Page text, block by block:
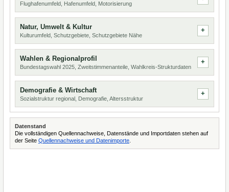
Flughafenumfeld, Hafenumfeld, Motorisierung
Natur, Umwelt & Kultur
Kulturumfeld, Schutzgebiete, Schutzgebiete Nähe
Wahlen & Regionalprofil
Bundestagswahl 2025, Zweitstimmenanteile, Wahlkreis-Strukturdaten
Demografie & Wirtschaft
Sozialstruktur regional, Demografie, Altersstruktur
Datenstand
Die vollständigen Quellennachweise, Datenstände und Importdaten stehen auf
der Seite Quellennachweise und Datenimporte